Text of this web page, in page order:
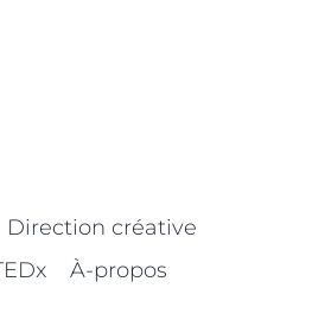
Direction créative
À-propos